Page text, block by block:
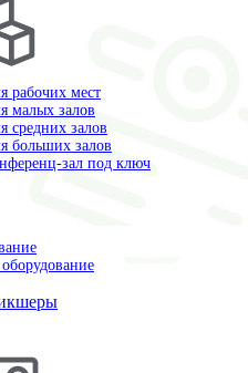
рабочих мест
малых залов
средних залов
больших залов
зал под ключ